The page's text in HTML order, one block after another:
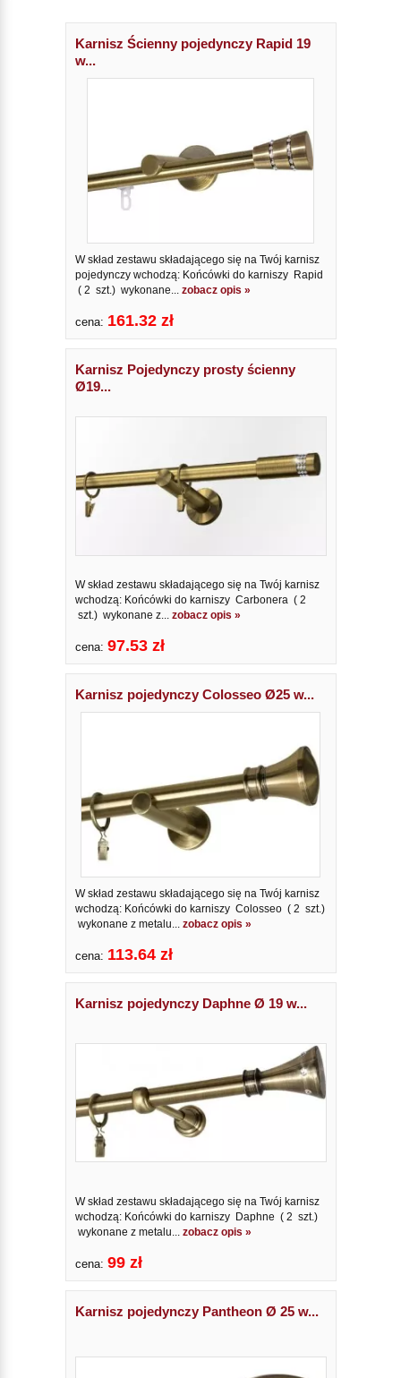
Karnisz Ścienny pojedynczy Rapid 19
w...
W skład zestawu składającego się na Twój karnisz
pojedynczy wchodzą: Końcówki do karniszy Rapid
( 2 szt.) wykonane... zobacz opis »
cena: 161.32 zł
Karnisz Pojedynczy prosty ścienny
Ø19...
W skład zestawu składającego się na Twój karnisz
wchodzą: Końcówki do karniszy Carbonera ( 2
szt.) wykonane z... zobacz opis »
cena: 97.53 zł
Karnisz pojedynczy Colosseo Ø25 w...
W skład zestawu składającego się na Twój karnisz
wchodzą: Końcówki do karniszy Colosseo ( 2 szt.)
wykonane z metalu... zobacz opis »
cena: 113.64 zł
Karnisz pojedynczy Daphne Ø 19 w...
W skład zestawu składającego się na Twój karnisz
wchodzą: Końcówki do karniszy Daphne ( 2 szt.)
wykonane z metalu... zobacz opis »
cena: 99 zł
Karnisz pojedynczy Pantheon Ø 25 w...